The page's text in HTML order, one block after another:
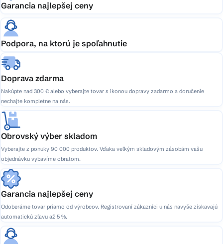
Garancia najlepšej ceny
Podpora, na ktorú je spoľahnutie
Doprava zdarma
Nakúpte nad 300 € alebo vyberajte tovar s ikonou dopravy zadarmo a doručenie
nechajte kompletne na nás.
Obrovský výber skladom
Vyberajte z ponuky 90 000 produktov. Vďaka veľkým skladovým zásobám vašu
objednávku vybavíme obratom.
Garancia najlepšej ceny
Odoberáme tovar priamo od výrobcov. Registrovaní zákazníci u nás navyše získavajú
automatickú zľavu až 5 %.